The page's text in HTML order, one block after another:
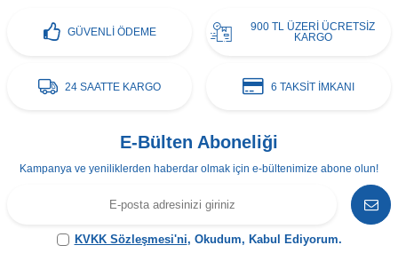
GÜVENLİ ÖDEME
900 TL ÜZERİ ÜCRETSİZ
KARGO
24 SAATTE KARGO 6 TAKSİT İMKANI
E-Bülten Aboneliği
Kampanya ve yeniliklerden haberdar olmak için e-bültenimize abone olun!
KVKK Sözleşmesi'ni, Okudum, Kabul Ediyorum.